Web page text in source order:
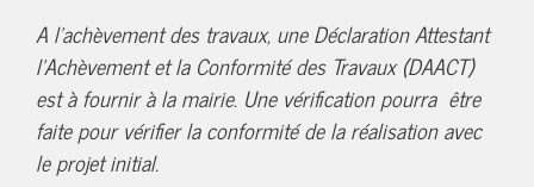
A l’achèvement des travaux, une Déclaration Attestant
l’Achèvement et la Conformité des Travaux (DAACT)
est à fournir à la mairie. Une vérification pourra être
faite pour vérifier la conformité de la réalisation avec
le projet initial.